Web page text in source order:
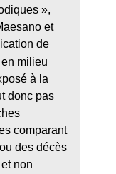
»,
et
de
milieu
à la
donc pas
comparant
des décès
non